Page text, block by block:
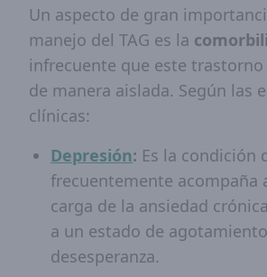
Un aspecto de gran
manejo del TAG es la
infrecuente que este trastorno
de manera aislada. Según las
clínicas:
Depresión: Es la condición
frecuentemente acompaña
carga de la ansiedad
a un estado de
desesperanza.